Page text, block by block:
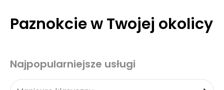
Paznokcie w Twojej okolicy
Najpopularniejsze usługi